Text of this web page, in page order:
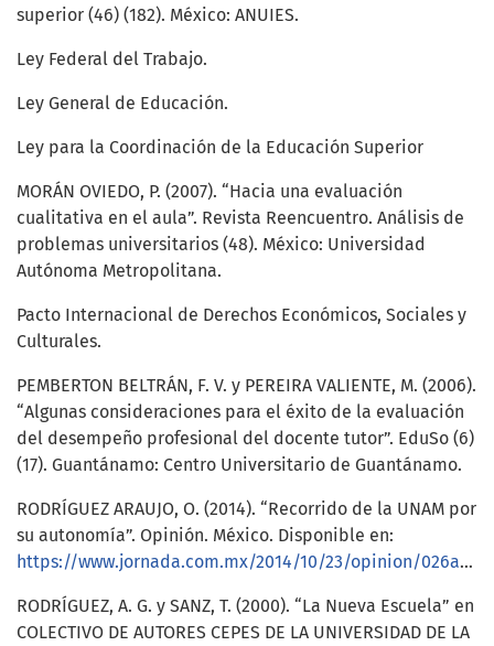
superior (46) (182). México: ANUIES.
Ley Federal del Trabajo.
Ley General de Educación.
Ley para la Coordinación de la Educación Superior
MORÁN OVIEDO, P. (2007). “Hacia una evaluación
cualitativa en el aula”. Revista Reencuentro. Análisis de
problemas universitarios (48). México: Universidad
Autónoma Metropolitana.
Pacto Internacional de Derechos Económicos, Sociales y
Culturales.
PEMBERTON BELTRÁN, F. V. y PEREIRA VALIENTE, M. (2006).
“Algunas consideraciones para el éxito de la evaluación
del desempeño profesional del docente tutor”. EduSo (6)
(17). Guantánamo: Centro Universitario de Guantánamo.
RODRÍGUEZ ARAUJO, O. (2014). “Recorrido de la UNAM por
su autonomía”. Opinión. México. Disponible en:
https://www.jornada.com.mx/2014/10/23/opinion/026a2pol
RODRÍGUEZ, A. G. y SANZ, T. (2000). “La Nueva Escuela” en
COLECTIVO DE AUTORES CEPES DE LA UNIVERSIDAD DE LA